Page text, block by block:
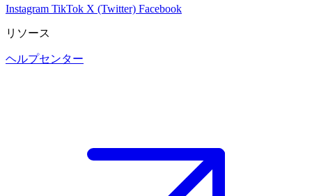
Instagram TikTok X (Twitter) Facebook
リソース
ヘルプセンター